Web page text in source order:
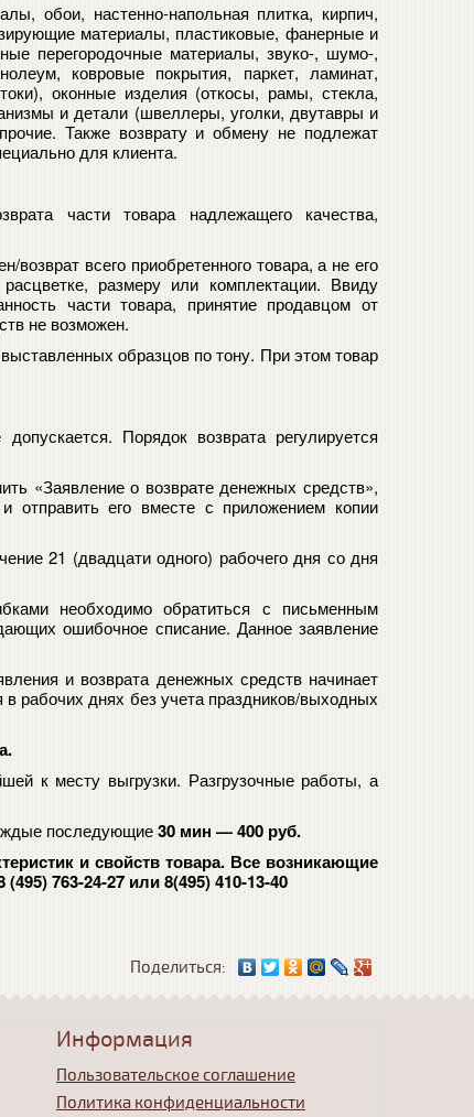
обои, настенно-напольная плитка, кирпич,
материалы, пластиковые, фанерные и
перегородочные материалы, звуко-, шумо-,
ковровые покрытия, паркет, ламинат,
оконные изделия (откосы, рамы, стекла,
и детали (швеллеры, уголки, двутавры и
Также возврату и обмену не подлежат
для клиента.
части товара надлежащего качества,
всего приобретенного товара, а не его
размеру или комплектации. Ввиду
части товара, принятие продавцом от
не возможен.
образцов по тону. При этом товар
Порядок возврата регулируется
«Заявление о возврате денежных средств»,
отправить его вместе с приложением копии
21 (двадцати одного) рабочего дня со дня
необходимо обратиться с письменным
ошибочное списание. Данное заявление
и возврата денежных средств начинает
рабочих днях без учета праздников/выходных
к месту выгрузки. Разгрузочные работы, а
последующие30 мин — 400 руб.
и свойств товара. Все возникающие
763-24-27 или 8(495) 410-13-40
Поделиться:
Информация
Пользовательское соглашение
Политика конфиденциальности